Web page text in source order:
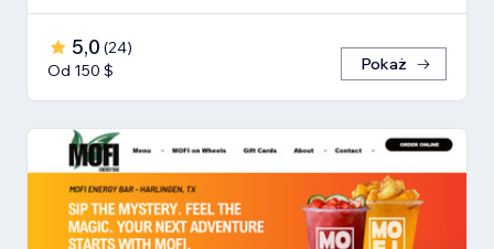
5,0 (24)
Od 150 $
Pokaż